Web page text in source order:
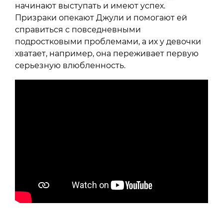
начинают выступать и имеют успех.
Призраки опекают Джули и помогают ей
справиться с повседневными
подростковыми проблемами, а их у девочки
хватает, например, она переживает первую
серьезную влюбленность.